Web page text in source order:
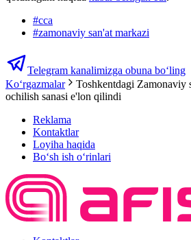
#cca
#zamonaviy san'at markazi
Telegram kanalimizga obuna bo‘ling
Ko‘rgazmalar
Toshkentdagi Zamonaviy
ochilish sanasi e'lon qilindi
Reklama
Kontaktlar
Loyiha haqida
Bo‘sh ish o‘rinlari